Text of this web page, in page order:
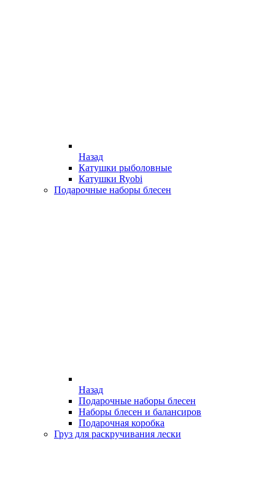
Назад
Катушки рыболовные
Катушки Ryobi
Подарочные наборы блесен
Назад
Подарочные наборы блесен
Наборы блесен и балансиров
Подарочная коробка
Груз для раскручивания лески